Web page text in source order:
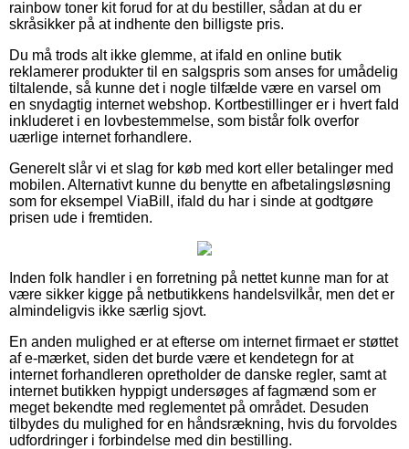
rainbow toner kit forud for at du bestiller, sådan at du er
skråsikker på at indhente den billigste pris.
Du må trods alt ikke glemme, at ifald en online butik
reklamerer produkter til en salgspris som anses for umådelig
tiltalende, så kunne det i nogle tilfælde være en varsel om
en snydagtig internet webshop. Kortbestillinger er i hvert fald
inkluderet i en lovbestemmelse, som bistår folk overfor
uærlige internet forhandlere.
Generelt slår vi et slag for køb med kort eller betalinger med
mobilen. Alternativt kunne du benytte en afbetalingsløsning
som for eksempel ViaBill, ifald du har i sinde at godtgøre
prisen ude i fremtiden.
Inden folk handler i en forretning på nettet kunne man for at
være sikker kigge på netbutikkens handelsvilkår, men det er
almindeligvis ikke særlig sjovt.
En anden mulighed er at efterse om internet firmaet er støttet
af e-mærket, siden det burde være et kendetegn for at
internet forhandleren opretholder de danske regler, samt at
internet butikken hyppigt undersøges af fagmænd som er
meget bekendte med reglementet på området. Desuden
tilbydes du mulighed for en håndsrækning, hvis du forvoldes
udfordringer i forbindelse med din bestilling.